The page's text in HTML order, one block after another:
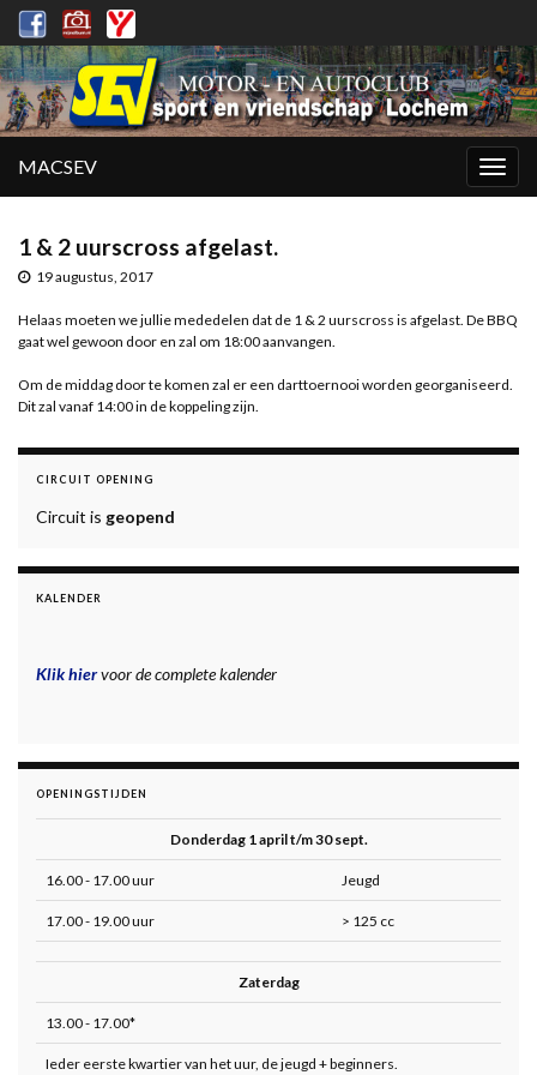
MACSEV
1 & 2 uurscross afgelast.
19 augustus, 2017
Helaas moeten we jullie mededelen dat de 1 & 2 uurscross is afgelast. De BBQ
gaat wel gewoon door en zal om 18:00 aanvangen.
Om de middag door te komen zal er een darttoernooi worden georganiseerd.
Dit zal vanaf 14:00 in de koppeling zijn.
CIRCUIT OPENING
Circuit is geopend
KALENDER
Klik hiervoor de complete kalender
OPENINGSTIJDEN
Donderdag 1 april t/m 30 sept.
16.00 - 17.00 uur Jeugd
17.00 - 19.00 uur > 125 cc
Zaterdag
13.00 - 17.00*
Ieder eerste kwartier van het uur, de jeugd + beginners.